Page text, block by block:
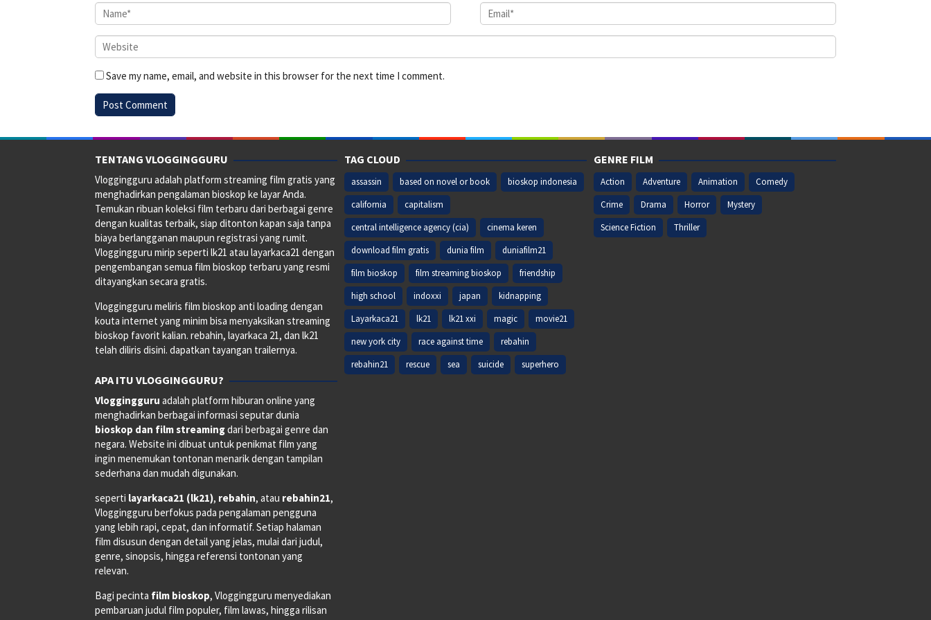
Save my name, email, and website in this browser for the next time I comment.
TENTANG VLOGGINGGURU
Vloggingguru adalah platform streaming film gratis yang
menghadirkan pengalaman bioskop ke layar Anda.
Temukan ribuan koleksi film terbaru dari berbagai genre
dengan kualitas terbaik, siap ditonton kapan saja tanpa
biaya berlangganan maupun registrasi yang rumit.
Vloggingguru mirip seperti lk21 atau layarkaca21 dengan
pengembangan semua film bioskop terbaru yang resmi
ditayangkan secara gratis.
Vloggingguru meliris film bioskop anti loading dengan
kouta internet yang minim bisa menyaksikan streaming
bioskop favorit kalian. rebahin, layarkaca 21, dan lk21
telah diliris disini. dapatkan tayangan trailernya.
APA ITU VLOGGINGGURU?
Vloggingguru adalah platform hiburan online yang
menghadirkan berbagai informasi seputar dunia
bioskop dan film streamingdari berbagai genre dan
negara. Website ini dibuat untuk penikmat film yang
ingin menemukan tontonan menarik dengan tampilan
sederhana dan mudah digunakan.
seperti layarkaca21 (lk21), rebahin, atau rebahin21,
Vloggingguru berfokus pada pengalaman pengguna
yang lebih rapi, cepat, dan informatif. Setiap halaman
film disusun dengan detail yang jelas, mulai dari judul,
genre, sinopsis, hingga referensi tontonan yang
relevan.
Bagi pecinta film bioskop, Vloggingguru menyediakan
pembaruan judul film populer, film lawas, hingga rilisan
TAG CLOUD
assassin based on novel or book
bioskop indonesia
california
capitalism
central intelligence agency (cia)
cinema keren
download film gratis
dunia film
duniafilm21
film bioskop
film streaming bioskop
friendship
high school
indoxxi japan
kidnapping
Layarkaca21
lk21 lk21 xxi magic
movie21
new york city
race against time
rebahin
rebahin21
rescue sea suicide superhero
GENRE FILM
Action Adventure Animation
Comedy
Crime
Drama Horror
Mystery
Science Fiction
Thriller